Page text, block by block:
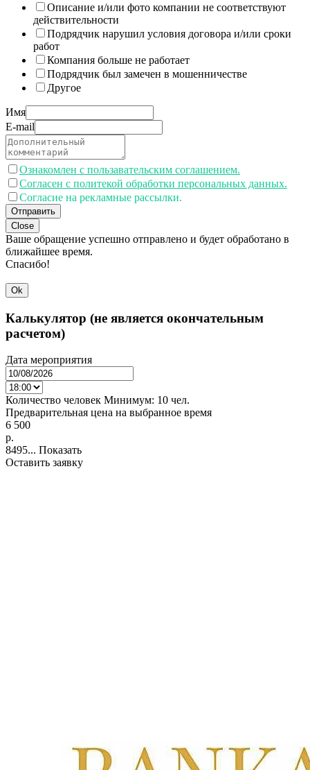
Описание и/или фото компании не соответствуют
действительности
Подрядчик нарушил условия договора и/или сроки
работ
Компания больше не работает
Подрядчик был замечен в мошенничестве
Другое
Имя
E-mail
Ознакомлен с пользавательским соглашением.
Согласен с политекой обработки персональных данных.
Согласие на рекламные рассылки.
Отправить
Close
Ваше обращение успешно отправлено и будет обработано в
ближайшее время.
Спасибо!
Ok
Калькулятор (не является окончательным
расчетом)
Дата мероприятия
Количество человек Минимум: 10 чел.
Предварительная цена на выбранное время
6 500
p.
8495... Показать
Оставить заявку